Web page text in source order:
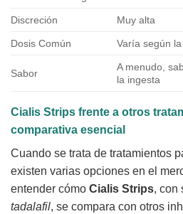
Discreción Muy alta
Dosis Común Varía según
Sabor
A menudo,
la ingesta
Cialis Strips frente a otros
comparativa esencial
Cuando se trata de tratamientos
existen varias opciones en el
entender cómo Cialis Strips, con
tadalafil, se compara con otros